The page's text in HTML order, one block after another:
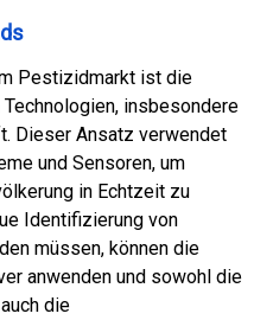
Pestizidmarkt ist die
insbesondere
Dieser Ansatz verwendet
und Sensoren, um
in Echtzeit zu
Identifizierung von
müssen, können die
anwenden und sowohl die
die